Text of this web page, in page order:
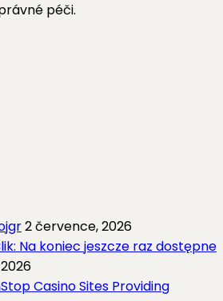
péči.
2 července, 2026
Na koniec jeszcze raz dostępne
Casino Sites Providing